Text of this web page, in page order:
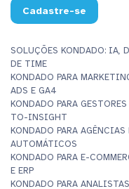
Cadastre-se
SOLUÇÕES KONDADO: IA,
DE TIME
KONDADO PARA
ADS E GA4
KONDADO PARA
TO-INSIGHT
KONDADO PARA
AUTOMÁTICOS
KONDADO PARA E-
E ERP
KONDADO PARA